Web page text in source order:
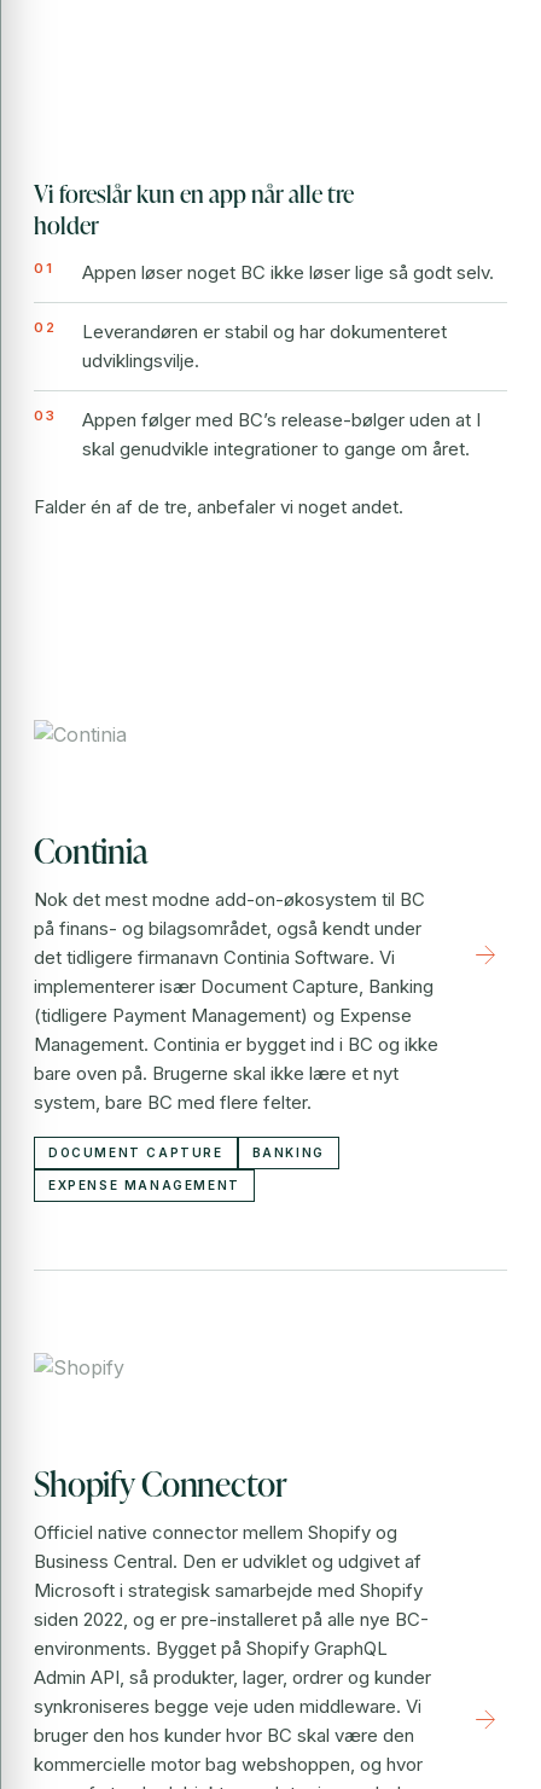
Vi foreslår kun en app når alle tre
holder
Appen løser noget BC ikke løser lige så godt selv.
Leverandøren er stabil og har dokumenteret
udviklingsvilje.
Appen følger med BC’s release-bølger uden at I
skal genudvikle integrationer to gange om året.
Falder én af de tre, anbefaler vi noget andet.
Continia
Nok det mest modne add-on-økosystem til BC
på finans- og bilagsområdet, også kendt under
det tidligere firmanavn Continia Software. Vi
implementerer især Document Capture, Banking
(tidligere Payment Management) og Expense
Management. Continia er bygget ind i BC og ikke
bare oven på. Brugerne skal ikke lære et nyt
system, bare BC med flere felter.
DOCUMENT CAPTURE BANKING
EXPENSE MANAGEMENT
arrow_forward
Shopify Connector
Officiel native connector mellem Shopify og
Business Central. Den er udviklet og udgivet af
Microsoft i strategisk samarbejde med Shopify
siden 2022, og er pre-installeret på alle nye BC-
environments. Bygget på Shopify GraphQL
Admin API, så produkter, lager, ordrer og kunder
synkroniseres begge veje uden middleware. Vi
bruger den hos kunder hvor BC skal være den
kommercielle motor bag webshoppen, og hvor
arrow_forward